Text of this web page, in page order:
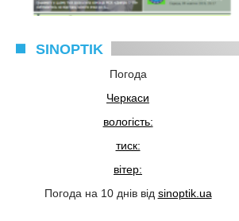
SINOPTIK
Погода
Черкаси
вологість:
тиск:
вітер:
Погода на 10 днів від sinoptik.ua